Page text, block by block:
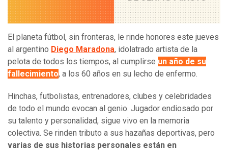
El planeta fútbol, sin fronteras, le rinde honores este jueves
al argentino Diego Maradona, idolatrado artista de la
pelota de todos los tiempos, al cumplirse un año de su
fallecimiento, a los 60 años en su lecho de enfermo.
Hinchas, futbolistas, entrenadores, clubes y celebridades
de todo el mundo evocan al genio. Jugador endiosado por
su talento y personalidad, sigue vivo en la memoria
colectiva. Se rinden tributo a sus hazañas deportivas, pero
varias de sus historias personales están en